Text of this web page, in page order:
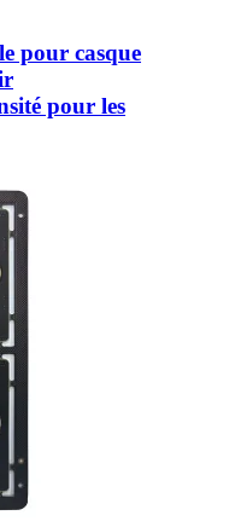
pour casque
pour les